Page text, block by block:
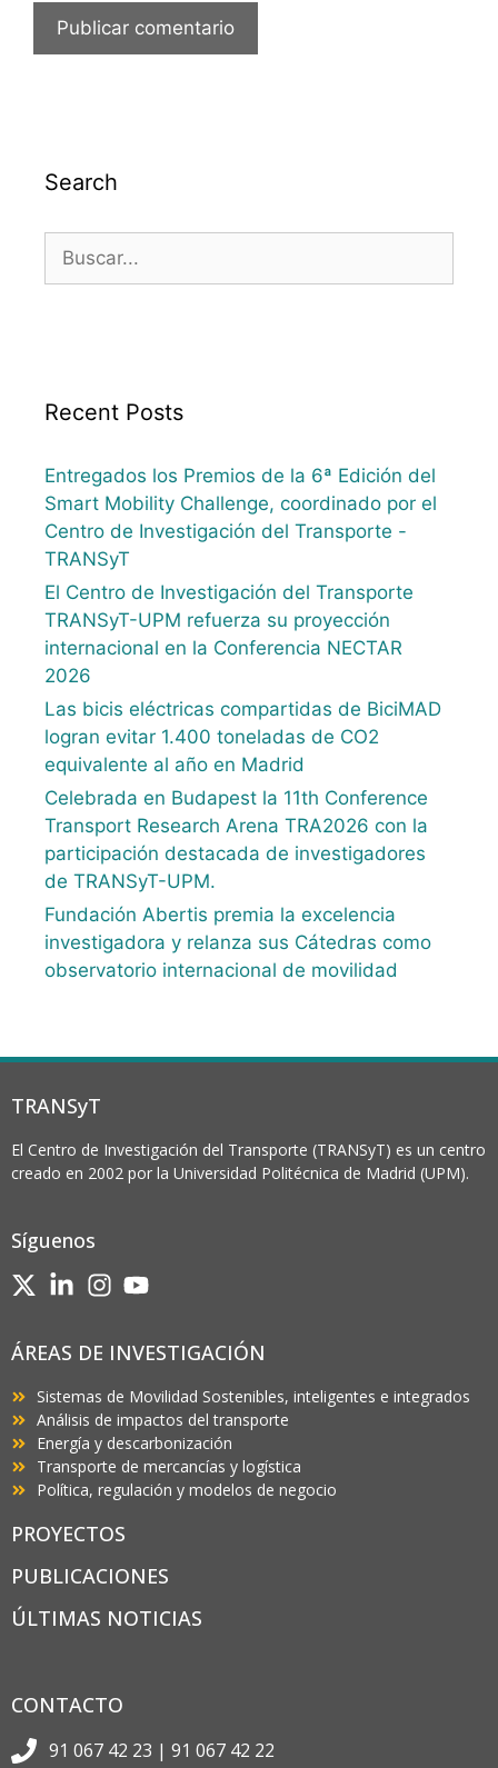
Search
Recent Posts
Entregados los Premios de la 6ª Edición del
Smart Mobility Challenge, coordinado por el
Centro de Investigación del Transporte -
TRANSyT
El Centro de Investigación del Transporte
TRANSyT-UPM refuerza su proyección
internacional en la Conferencia NECTAR
2026
Las bicis eléctricas compartidas de BiciMAD
logran evitar 1.400 toneladas de CO2
equivalente al año en Madrid
Celebrada en Budapest la 11th Conference
Transport Research Arena TRA2026 con la
participación destacada de investigadores
de TRANSyT-UPM.
Fundación Abertis premia la excelencia
investigadora y relanza sus Cátedras como
observatorio internacional de movilidad
TRANSyT
El Centro de Investigación del Transporte (TRANSyT) es un centro
creado en 2002 por la Universidad Politécnica de Madrid (UPM).
Síguenos
ÁREAS DE INVESTIGACIÓN
Sistemas de Movilidad Sostenibles, inteligentes e integrados
Análisis de impactos del transporte
Energía y descarbonización
Transporte de mercancías y logística
Política, regulación y modelos de negocio
PROYECTOS
PUBLICACIONES
ÚLTIMAS NOTICIAS
CONTACTO
91 067 42 23 | 91 067 42 22